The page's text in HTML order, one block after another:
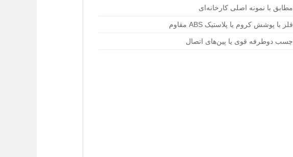
مطابق با نمونه اصلی کارخانه‌ای
فلز با پوشش کروم یا پلاستیک ABS مقاوم
چسب دوطرفه قوی یا پین‌های اتصال